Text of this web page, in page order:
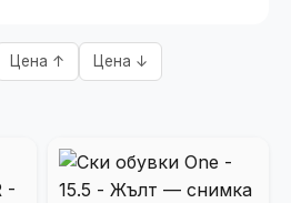
Цена ↑ Цена ↓